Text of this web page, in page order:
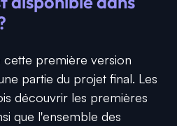
cette première version
partie du projet final. Les
découvrir les premières
que l'ensemble des